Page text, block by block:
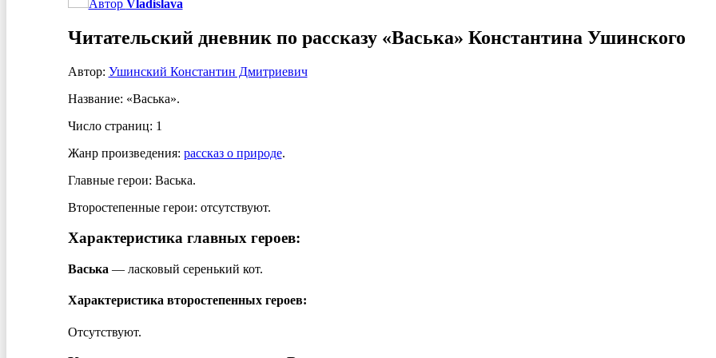
Автор Vladislava
Читательский дневник по рассказу «Васька» Константина Ушинского
Автор: Ушинский Константин Дмитриевич
Название: «Васька».
Число страниц: 1
Жанр произведения: рассказ о природе.
Главные герои: Васька.
Второстепенные герои: отсутствуют.
Характеристика главных героев:
Васька — ласковый серенький кот.
Характеристика второстепенных героев:
Отсутствуют.